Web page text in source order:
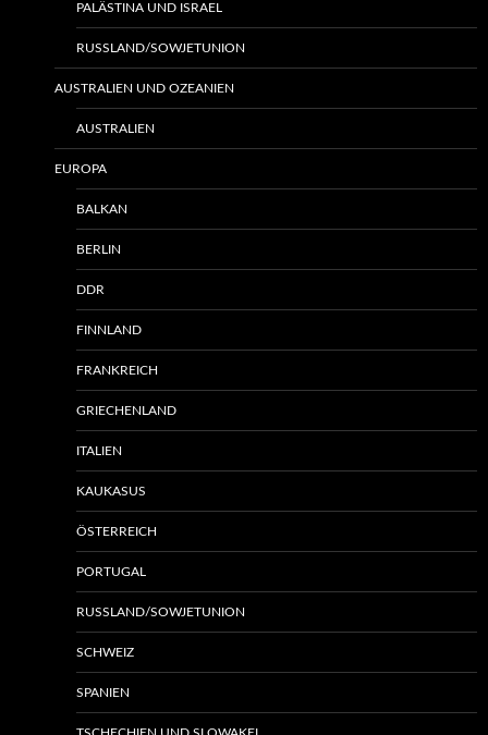
PALÄSTINA UND ISRAEL
RUSSLAND/SOWJETUNION
AUSTRALIEN UND OZEANIEN
AUSTRALIEN
EUROPA
BALKAN
BERLIN
DDR
FINNLAND
FRANKREICH
GRIECHENLAND
ITALIEN
KAUKASUS
ÖSTERREICH
PORTUGAL
RUSSLAND/SOWJETUNION
SCHWEIZ
SPANIEN